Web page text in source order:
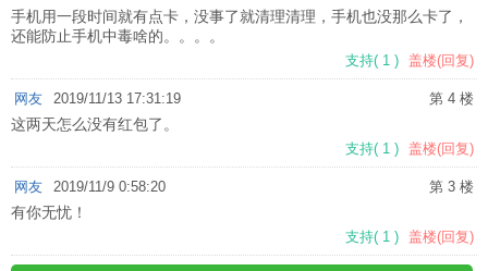
手机用一段时间就有点卡，没事了就清理清理，手机也没那么卡了，
还能防止手机中毒啥的。。。。
支持( 1 ) 盖楼(回复)
第 4 楼
网友 2019/11/13 17:31:19
这两天怎么没有红包了。
支持( 1 ) 盖楼(回复)
第 3 楼
网友 2019/11/9 0:58:20
有你无忧！
支持( 1 ) 盖楼(回复)